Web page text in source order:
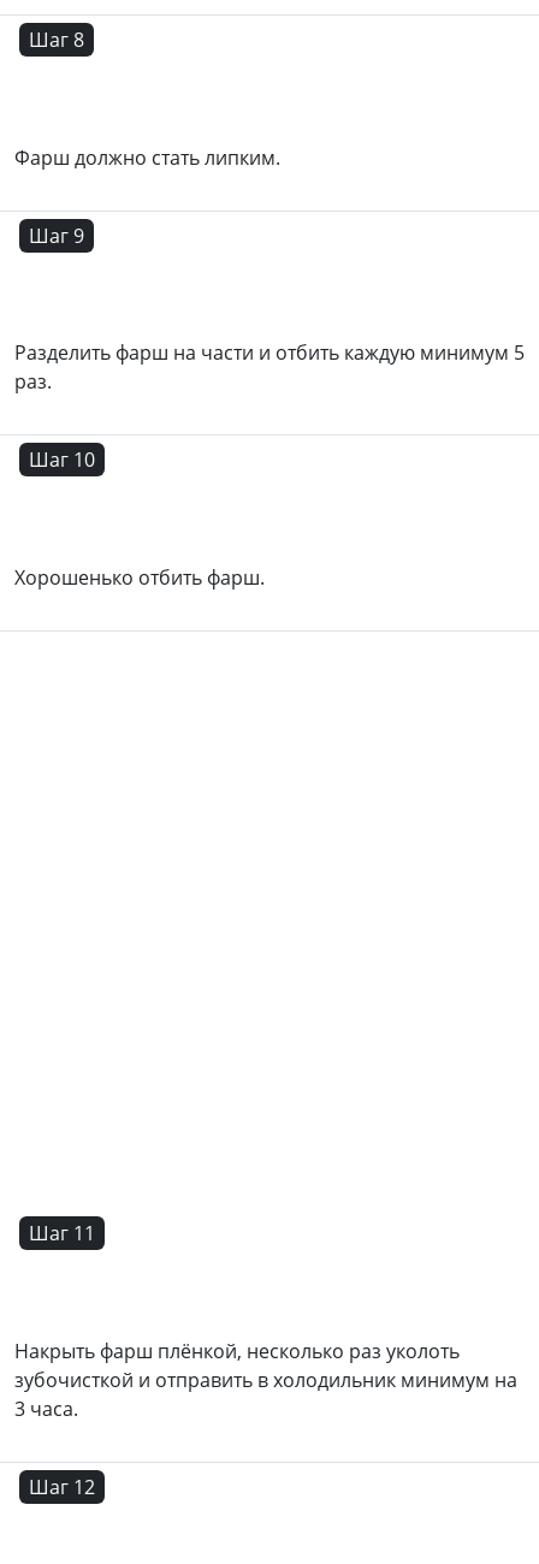
Шаг 8
Фарш должно стать липким.
Шаг 9
Разделить фарш на части и отбить каждую минимум 5
раз.
Шаг 10
Хорошенько отбить фарш.
Шаг 11
Накрыть фарш плёнкой, несколько раз уколоть
зубочисткой и отправить в холодильник минимум на
3 часа.
Шаг 12